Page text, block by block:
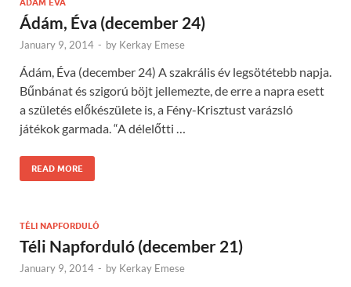
ÁDÁM ÉVA
Ádám, Éva (december 24)
January 9, 2014 - by Kerkay Emese
Ádám, Éva (december 24) A szakrális év legsötétebb napja.
Bűnbánat és szigorú böjt jellemezte, de erre a napra esett
a születés előkészülete is, a Fény-Krisztust varázsló
játékok garmada. “A délelőtti …
READ MORE
TÉLI NAPFORDULÓ
Téli Napforduló (december 21)
January 9, 2014 - by Kerkay Emese